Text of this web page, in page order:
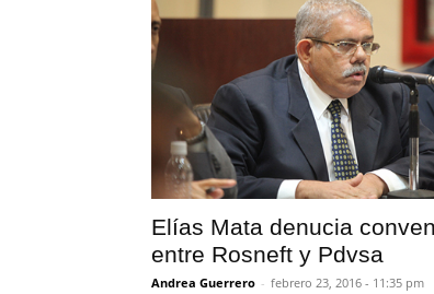
Elías Mata denucia
entre Rosneft y Pdvsa
Andrea Guerrero - febrero 23, 2016 - 11:35 pm